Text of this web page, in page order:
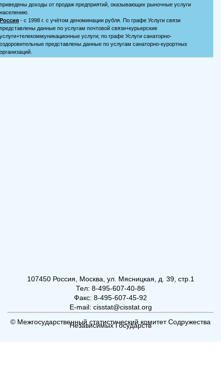
107450 Россия, Москва, ул. Мясницкая, д. 39, стр.1
Тел: 8-495-607-40-86
Факс: 8-495-607-45-92
E-mail: cisstat@cisstat.org
© Межгосударственный статистический комитет Содружества
Независимых Государств